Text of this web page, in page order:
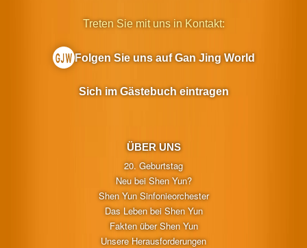
ÜBER UNS
20. Geburtstag
Neu bei Shen Yun?
Shen Yun Sinfonieorchester
Das Leben bei Shen Yun
Fakten über Shen Yun
Unsere Herausforderungen
Treten Sie mit uns in Kontakt:
Folgen Sie uns auf Gan Jing World
Sich im Gästebuch eintragen